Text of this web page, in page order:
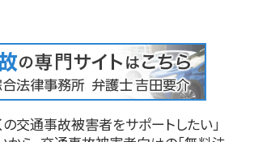
の交通事故被害者をサポートしたい」